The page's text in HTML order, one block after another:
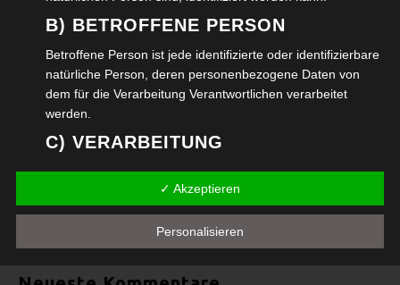
Adventsmarkt 2025 Wolfenbüttel
Im August 2025 feierte das Bildungszentrum
Wolfenbüttel sein Hoffest
Oldtimer Nutzfahrzeuge am Start Siebte BÜSSING Elm-
Kleinkunstabend in der Wolfenbütteler Veränder.Bar
B) BETROFFENE PERSON
Betroffene Person ist jede identifizierte oder identifizierbare
natürliche Person, deren personenbezogene Daten von
dem für die Verarbeitung Verantwortlichen verarbeitet
werden.
C) VERARBEITUNG
Verarbeitung ist jeder mit oder ohne Hilfe automatisierter
Verfahren ausgeführte Vorgang oder jede solche
Vorgangsreihe im Zusammenhang mit
personenbezogenen Daten wie das Erheben, das
Erfassen, die Organisation, das Ordnen, die Speicherung,
✓ Akzeptieren
Personalisieren